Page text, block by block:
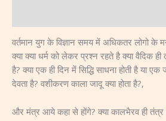
वर्तमान युग के विज्ञान समय में अधिकतर लोगो
क्या क्या धर्म को लेकर प्रश्न रहते है क्या वैदिक ही
है? क्या एक ही दिन में सिद्धि साधना होती है या
देवता है? वशीकरण काला जादू क्या होता है?,
और मंत्र आये कहा से होंगे? क्या कालभैरव ही तंत्र